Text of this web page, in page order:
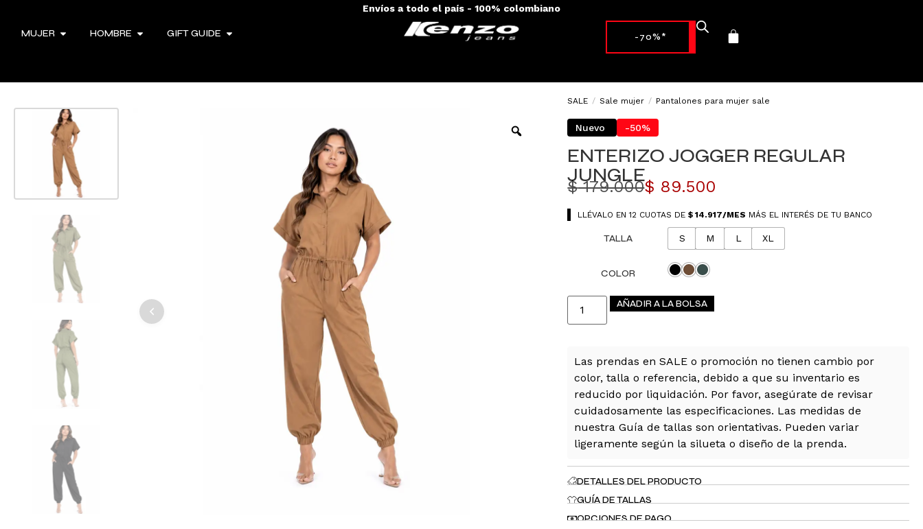
Envíos a todo el país - 100% colombiano
MUJER HOMBRE GIFT GUIDE -70%*
SALE / Sale mujer / Pantalones para mujer sale
Nuevo -50%
ENTERIZO JOGGER REGULAR
JUNGLE
$179.000$ 89.500
LLÉVALO EN 12 CUOTAS DE$ 14.917/MES MÁS EL INTERÉS DE TU BANCO
TALLA S M L XL
COLOR
AÑADIR A LA BOLSA
Las prendas en SALE o promoción no tienen cambio por
color, talla o referencia, debido a que su inventario es
reducido por liquidación. Por favor, asegúrate de revisar
cuidadosamente las especificaciones. Las medidas de
nuestra Guía de tallas son orientativas. Pueden variar
ligeramente según la silueta o diseño de la prenda.
DETALLES DEL PRODUCTO
GUÍA DE TALLAS
OPCIONES DE PAGO